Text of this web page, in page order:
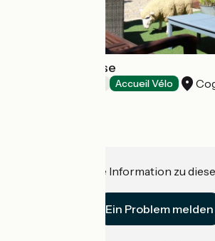
Suite en Terrasse
Accueil Vélo
Haben Sie eine Information zu
Ein Problem melden